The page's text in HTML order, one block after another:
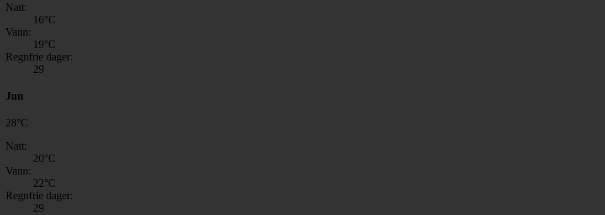
Natt:
16°C
Vann:
19°C
Regnfrie dager:
29
Jun
28°C
Natt:
20°C
Vann:
22°C
Regnfrie dager:
29